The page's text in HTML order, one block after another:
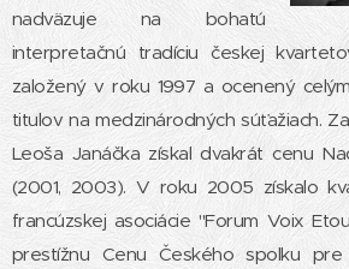
nadväzuje na bohatú
interpretačnú tradíciu českej
založený v roku 1997 a ocenený
titulov na medzinárodných súťažiach.
Leoša Janáčka získal dvakrát cenu
(2001, 2003). V roku 2005 získalo
francúzskej asociácie "Forum Voix
prestížnu Cenu Českého spolku